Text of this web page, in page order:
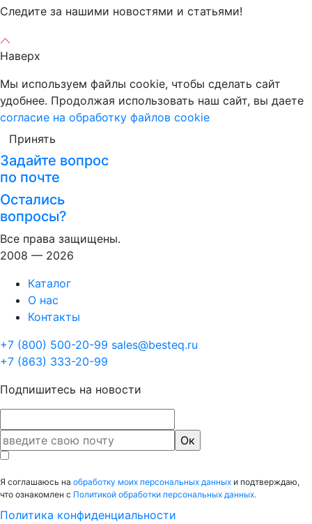
Следите за нашими новостями и статьями!
Наверх
Мы используем файлы cookie, чтобы сделать сайт
удобнее. Продолжая использовать наш сайт, вы даете
согласие на обработку файлов cookie
Принять
Задайте вопрос
по почте
Остались
вопросы?
Все права защищены.
2008 — 2026
Каталог
О нас
Контакты
+7 (800) 500-20-99 sales@besteq.ru
+7 (863) 333-20-99
Подпишитесь на новости
Я соглашаюсь на обработку моих персональных данных и подтверждаю,
что ознакомлен с Политикой обработки персональных данных.
Политика конфиденциальности